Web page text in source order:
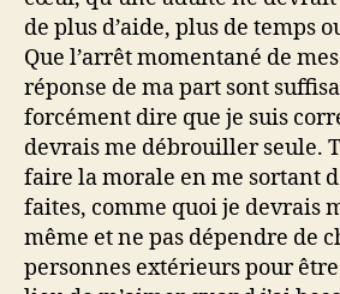
de plus d’aide, plus de temps
Que l’arrêt momentané de
réponse de ma part sont
forcément dire que je suis
devrais me débrouiller seule.
faire la morale en me sortant
faites, comme quoi je devrais
même et ne pas dépendre de
personnes extérieurs pour